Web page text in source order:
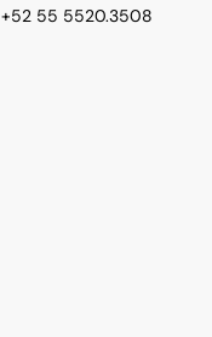
+52 55 5520.3508